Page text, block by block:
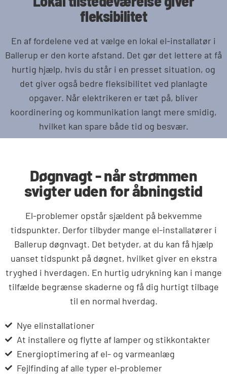
fleksibilitet
En af fordelene ved at vælge en lokal el-installatør i
Ballerup er den korte afstand. Det gør det lettere at få
hurtig hjælp, hvis du står i en presset situation, og
det giver også bedre fleksibilitet ved planlagte
opgaver. Når elektrikeren er tæt på, bliver
koordinering og kommunikation langt mere smidig,
hvilket kan spare både tid og besvær.
Døgnvagt - når strømmen
svigter uden for åbningstid
El-problemer opstår sjældent på bekvemme
tidspunkter. Derfor tilbyder mange el-installatører i
Ballerup døgnvagt. Det betyder, at du kan få hjælp
uanset tidspunkt på døgnet, hvilket giver en ekstra
tryghed i hverdagen. En hurtig udrykning kan i mange
tilfælde begrænse skaderne og få dig hurtigt tilbage
til en normal hverdag.
Nye elinstallationer
At installere og flytte af lamper og stikkontakter
Energioptimering af el- og varmeanlæg
Fejlfinding af alle typer el-problemer